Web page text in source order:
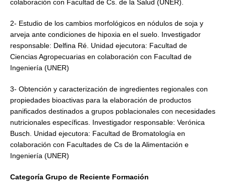
colaboración con Facultad de Cs. de la Salud (UNER).
2- Estudio de los cambios morfológicos en nódulos de soja y
arveja ante condiciones de hipoxia en el suelo. Investigador
responsable: Delfina Ré. Unidad ejecutora: Facultad de
Ciencias Agropecuarias en colaboración con Facultad de
Ingeniería (UNER)
3- Obtención y caracterización de ingredientes regionales con
propiedades bioactivas para la elaboración de productos
panificados destinados a grupos poblacionales con necesidades
nutricionales específicas. Investigador responsable: Verónica
Busch. Unidad ejecutora: Facultad de Bromatología en
colaboración con Facultades de Cs de la Alimentación e
Ingeniería (UNER)
Categoría Grupo de Reciente Formación